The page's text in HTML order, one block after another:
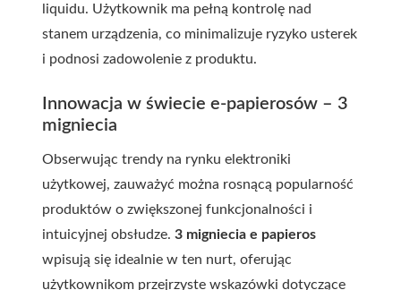
liquidu. Użytkownik ma pełną kontrolę nad
stanem urządzenia, co minimalizuje ryzyko usterek
i podnosi zadowolenie z produktu.
Innowacja w świecie e-papierosów – 3
migniecia
Obserwując trendy na rynku elektroniki
użytkowej, zauważyć można rosnącą popularność
produktów o zwiększonej funkcjonalności i
intuicyjnej obsłudze. 3 migniecia e papieros
wpisują się idealnie w ten nurt, oferując
użytkownikom przejrzyste wskazówki dotyczące